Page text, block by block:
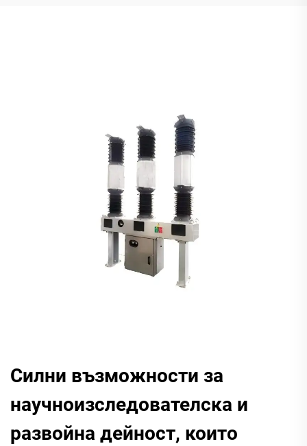
Силни възможности за
научноизследователска и
развойна дейност, които